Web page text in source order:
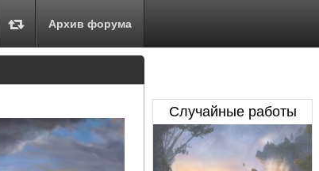
Архив форума
Случайные работы